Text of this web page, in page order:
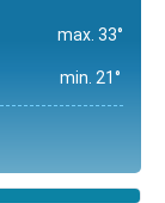
max. 33°
min. 21°